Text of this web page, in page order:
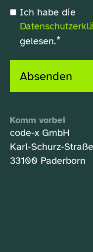
Ich habe die
gelesen.*
Absenden
Komm vorbei
code-x GmbH
Karl-Schurz-
33100 Paderborn